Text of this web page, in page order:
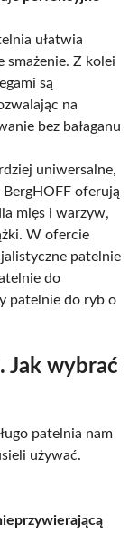
ułatwia
Z kolei
są
na
bez bałaganu
uniwersalne,
oferują
mięs i warzyw,
W ofercie
patelnie
do
patelnie do ryb o
Jak wybrać
patelnia nam
używać.